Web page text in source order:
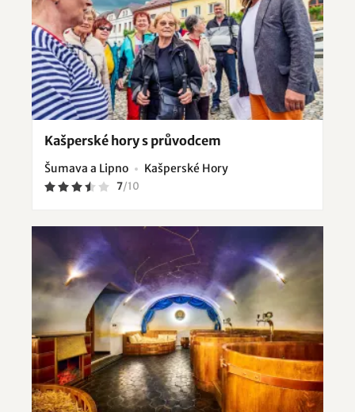
Kašperské hory s průvodcem
Šumava a Lipno Kašperské Hory
7/10